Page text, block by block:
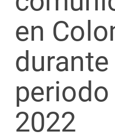
en
durante
2022